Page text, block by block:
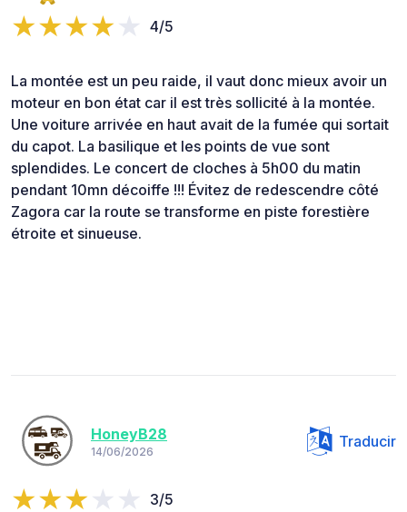
4/5
La montée est un peu raide, il vaut donc mieux avoir un
moteur en bon état car il est très sollicité à la montée.
Une voiture arrivée en haut avait de la fumée qui sortait
du capot. La basilique et les points de vue sont
splendides. Le concert de cloches à 5h00 du matin
pendant 10mn décoiffe !!! Évitez de redescendre côté
Zagora car la route se transforme en piste forestière
étroite et sinueuse.
HoneyB28
14/06/2026
Traducir
3/5